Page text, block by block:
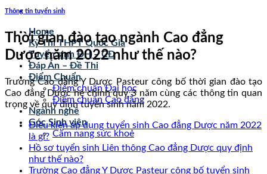
Home
Kỳ Thi THPT Quốc Gia
Tuyển sinh ĐH – CĐ
Đáp Án – Đề Thi
Điểm Chuẩn
Điểm chuẩn Đại học
Điểm chuẩn Cao đẳng
Ngành nghề
Góc Sinh viên
Cẩm nang sức khoẻ
Thông tin tuyển sinh
Thời gian đào tạo ngành Cao đẳng
Dược năm 2022 như thế nào?
Trường Cao đẳng Y Dược Pasteur công bố thời gian đào tạo
Cao đẳng Dược hệ chính quy 3 năm cùng các thông tin quan
trọng về quy định tuyển sinh năm 2022.
Điều kiện áp dụng tuyển sinh Cao đẳng Dược năm 2022
là gì?
Hồ sơ tuyển sinh Liên thông Cao đẳng Dược quy định
như thế nào?
Trường Cao đẳng Y Dược Pasteur công bố tuyển sinh